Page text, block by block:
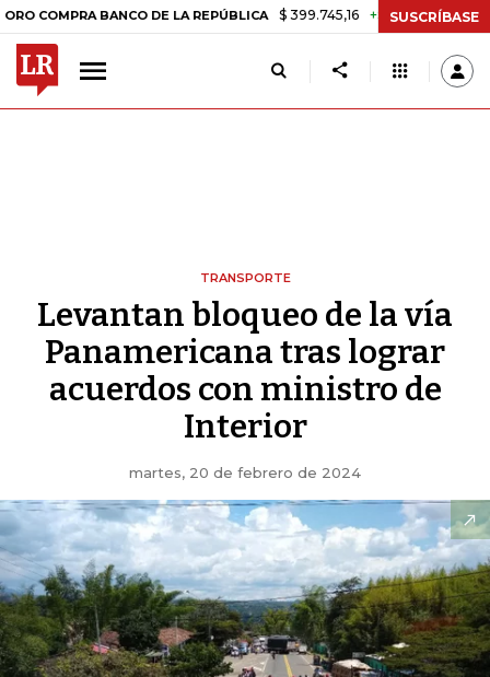
BANCO DE LA REPÚBLICA $ 399.745,16 +$ 2.295,71 +0,58%
SUSCRÍBASE
TRANSPORTE
Levantan bloqueo de la vía
Panamericana tras lograr
acuerdos con ministro de
Interior
martes, 20 de febrero de 2024